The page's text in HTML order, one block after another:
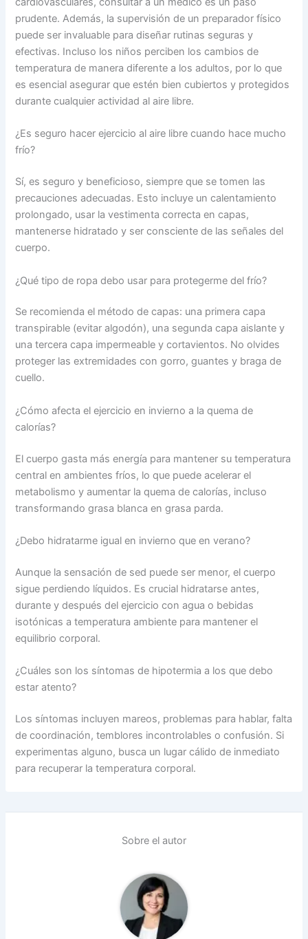
prudente. Además, la supervisión de un preparador físico
puede ser invaluable para diseñar rutinas seguras y
efectivas. Incluso los niños perciben los cambios de
temperatura de manera diferente a los adultos, por lo que
es esencial asegurar que estén bien cubiertos y protegidos
durante cualquier actividad al aire libre.
¿Es seguro hacer ejercicio al aire libre cuando hace mucho
frío?
Sí, es seguro y beneficioso, siempre que se tomen las
precauciones adecuadas. Esto incluye un calentamiento
prolongado, usar la vestimenta correcta en capas,
mantenerse hidratado y ser consciente de las señales del
cuerpo.
¿Qué tipo de ropa debo usar para protegerme del frío?
Se recomienda el método de capas: una primera capa
transpirable (evitar algodón), una segunda capa aislante y
una tercera capa impermeable y cortavientos. No olvides
proteger las extremidades con gorro, guantes y braga de
cuello.
¿Cómo afecta el ejercicio en invierno a la quema de
calorías?
El cuerpo gasta más energía para mantener su temperatura
central en ambientes fríos, lo que puede acelerar el
metabolismo y aumentar la quema de calorías, incluso
transformando grasa blanca en grasa parda.
¿Debo hidratarme igual en invierno que en verano?
Aunque la sensación de sed puede ser menor, el cuerpo
sigue perdiendo líquidos. Es crucial hidratarse antes,
durante y después del ejercicio con agua o bebidas
isotónicas a temperatura ambiente para mantener el
equilibrio corporal.
¿Cuáles son los síntomas de hipotermia a los que debo
estar atento?
Los síntomas incluyen mareos, problemas para hablar, falta
de coordinación, temblores incontrolables o confusión. Si
experimentas alguno, busca un lugar cálido de inmediato
para recuperar la temperatura corporal.
Sobre el autor